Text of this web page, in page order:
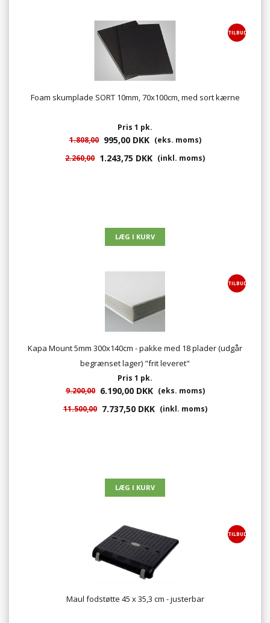
TILBUD
Foam skumplade SORT 10mm, 70x100cm, med sort kærne
Pris 1 pk.
1.808,00 995,00 DKK (eks. moms)
2.260,00 1.243,75 DKK (inkl. moms)
TILBUD
Kapa Mount 5mm 300x140cm - pakke med 18 plader (udgår
begrænset lager) "frit leveret"
Pris 1 pk.
9.200,00 6.190,00 DKK (eks. moms)
11.500,00 7.737,50 DKK (inkl. moms)
TILBUD
Maul fodstøtte 45 x 35,3 cm - justerbar